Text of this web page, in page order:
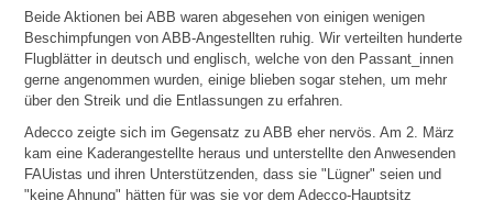
Beide Aktionen bei ABB waren abgesehen von einigen wenigen
Beschimpfungen von ABB-Angestellten ruhig. Wir verteilten hunderte
Flugblätter in deutsch und englisch, welche von den Passant_innen
gerne angenommen wurden, einige blieben sogar stehen, um mehr
über den Streik und die Entlassungen zu erfahren.
Adecco zeigte sich im Gegensatz zu ABB eher nervös. Am 2. März
kam eine Kaderangestellte heraus und unterstellte den Anwesenden
FAUistas und ihren Unterstützenden, dass sie "Lügner" seien und
"keine Ahnung" hätten für was sie vor dem Adecco-Hauptsitz